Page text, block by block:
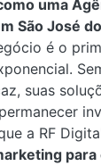
uma
São José
é o
suas
a RF